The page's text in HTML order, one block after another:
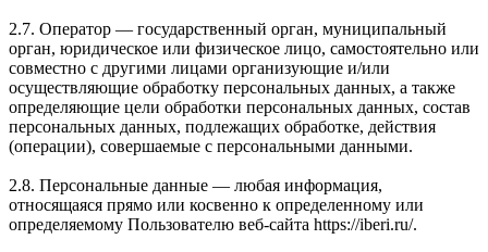
2.7. Оператор — государственный орган, муниципальный
орган, юридическое или физическое лицо, самостоятельно или
совместно с другими лицами организующие и/или
осуществляющие обработку персональных данных, а также
определяющие цели обработки персональных данных, состав
персональных данных, подлежащих обработке, действия
(операции), совершаемые с персональными данными.
2.8. Персональные данные — любая информация,
относящаяся прямо или косвенно к определенному или
определяемому Пользователю веб-сайта https://iberi.ru/.